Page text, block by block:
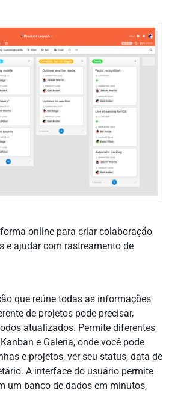
online para criar colaboração
e ajudar com rastreamento de
que reúne todas as informações
de projetos pode precisar,
atualizados. Permite diferentes
e Galeria, onde você pode
e projetos, ver seu status, data de
A interface do usuário permite
um banco de dados em minutos,